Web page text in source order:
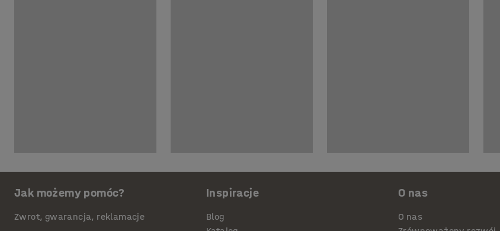
Jak możemy pomóc?
Zwrot, gwarancja, reklamacje
Inspiracje
Blog
O nas
O nas